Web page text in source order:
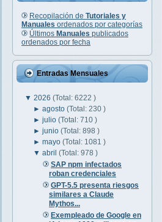
Recopilación de Tutoriales y
Manuales ordenados por categorías
Últimos Manuales publicados
ordenados por fecha
Entradas Mensuales
▼ 2026 (Total: 6222 )
►agosto(Total: 230 )
►julio(Total: 710 )
►junio(Total: 898 )
►mayo(Total: 1081 )
▼abril(Total: 978 )
SAP npm infectados
roban credenciales
GPT-5.5 presenta riesgos
similares a Claude
Mythos...
Exempleado de Google en